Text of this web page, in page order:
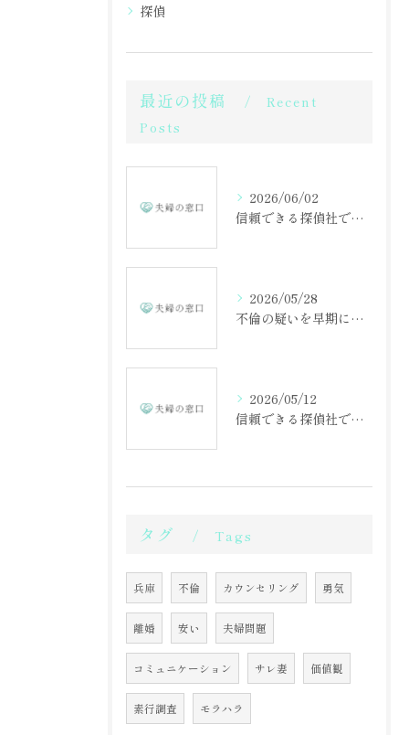
探偵
最近の投稿
Recent
Posts
2026/06/02
信頼できる探偵社で不倫調査を成功させる方法
2026/05/28
不倫の疑いを早期に見抜くための相談の重要性
2026/05/12
信頼できる探偵社で不倫調査を始める第一歩
タグ Tags
兵庫 不倫 カウンセリング 勇気
離婚 安い 夫婦問題
コミュニケーション サレ妻 価値観
素行調査 モラハラ